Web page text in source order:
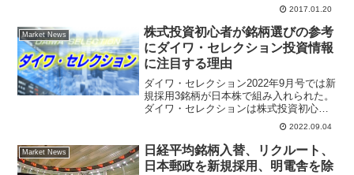
業損益は１億５０００万円の黒字から３
億５...
2017.01.20
Market News
株式投資初心者が銘柄選びの参考
にダイワ・セレクション投資情報
に注目する理由
ダイワ・セレクション2022年9月号では新
規採用3銘柄が日本株で組み入れられた。
ダイワ・セレクションは株式投資初心者
に注目される理由は大和証券投資情報部
の調査能力や銘柄選定の分析力、アナリ
ストレポートが充実している。株で儲け
たい個人投資家は銘柄選びの参考投資情
報として
2022.09.04
Market News
日経平均銘柄入替、リクルート、
日本郵政を新規採用、明電舎を除